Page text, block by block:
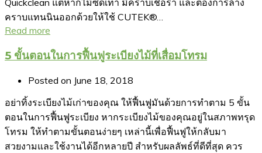
Quickclean แต่หากไม้ซีดเทา มีคราบเชื้อรา และต้องการล้าง
คราบแทนนินออกด้วยให้ใช้ CUTEK®…
Read more
5 ขั้นตอนในการฟื้นฟูระเบียงไม้ที่เสื่อมโทรม
Posted on June 18, 2018
อย่าทิ้งระเบียงไม้เก่าของคุณ ให้ฟื้นฟูมันด้วยการทำตาม 5 ขั้น
ตอนในการฟื้นฟูระเบียง หากระเบียงไม้ของคุณอยู่ในสภาพทรุด
โทรม ให้ทำตามขั้นตอนง่ายๆ เหล่านี้เพื่อฟื้นฟูให้กลับมา
สวยงามและใช้งานได้อีกหลายปี สำหรับผลลัพธ์ที่ดีที่สุด ควร